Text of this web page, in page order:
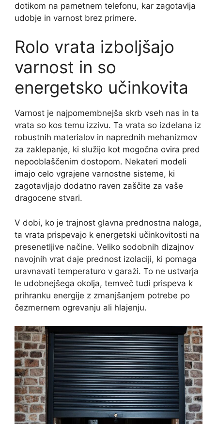
dotikom na pametnem telefonu, kar zagotavlja
udobje in varnost brez primere.
Rolo vrata izboljšajo
varnost in so
energetsko učinkovita
Varnost je najpomembnejša skrb vseh nas in ta
vrata so kos temu izzivu. Ta vrata so izdelana iz
robustnih materialov in naprednih mehanizmov
za zaklepanje, ki služijo kot mogočna ovira pred
nepooblaščenim dostopom. Nekateri modeli
imajo celo vgrajene varnostne sisteme, ki
zagotavljajo dodatno raven zaščite za vaše
dragocene stvari.
V dobi, ko je trajnost glavna prednostna naloga,
ta vrata prispevajo k energetski učinkovitosti na
presenetljive načine. Veliko sodobnih dizajnov
navojnih vrat daje prednost izolaciji, ki pomaga
uravnavati temperaturo v garaži. To ne ustvarja
le udobnejšega okolja, temveč tudi prispeva k
prihranku energije z zmanjšanjem potrebe po
čezmernem ogrevanju ali hlajenju.